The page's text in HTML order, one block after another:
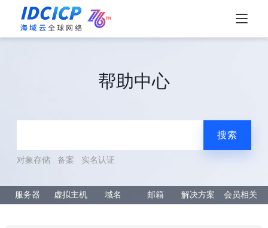
帮助中心
搜索
对象存储 备案 实名认证
服务器 虚拟主机 域名 邮箱 解决方案 会员相关